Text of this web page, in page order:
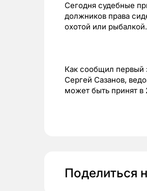
Сегодня судебные
должников права
охотой или
Как сообщил первый
Сергей Сазанов,
может быть принят в
Поделиться